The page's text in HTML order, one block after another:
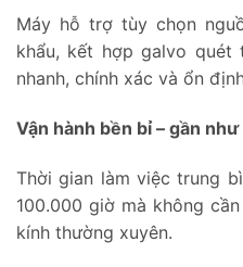
Máy hỗ trợ tùy chọn
khẩu, kết hợp galvo
nhanh, chính xác và ổn
Vận hành bền bỉ – gần
Thời gian làm việc trung
100.000 giờ mà không
kính thường xuyên.